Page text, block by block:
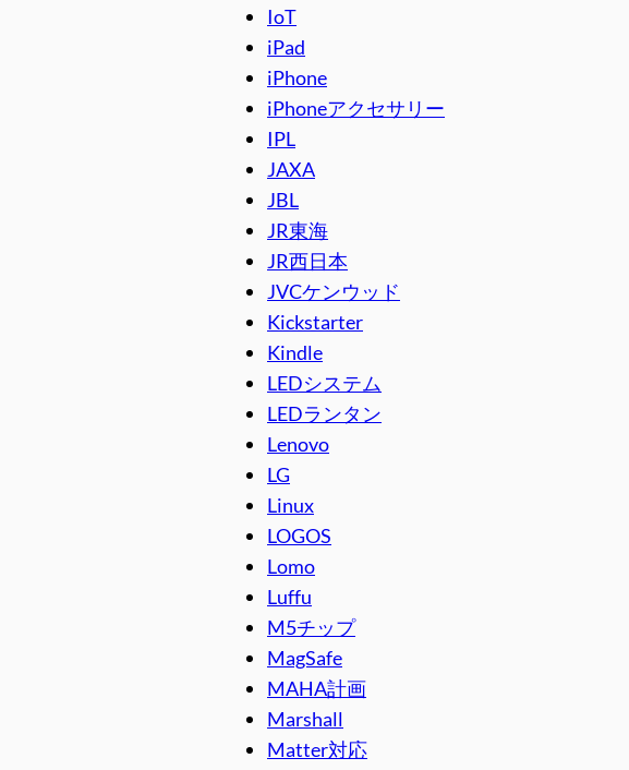
IoT
iPad
iPhone
iPhoneアクセサリー
IPL
JAXA
JBL
JR東海
JR西日本
JVCケンウッド
Kickstarter
Kindle
LEDシステム
LEDランタン
Lenovo
LG
Linux
LOGOS
Lomo
Luffu
M5チップ
MagSafe
MAHA計画
Marshall
Matter対応